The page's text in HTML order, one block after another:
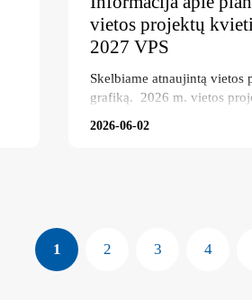
vietos projektų
2027 VPS
Skelbiame atnaujintą vietos
grafiką. 2026 m. vietos
2026-06-02
1 2 3 4